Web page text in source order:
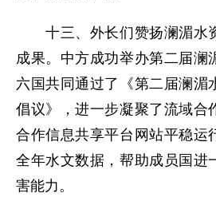
十三、外长们赞扬澜湄水
成果。中方成功举办第二届澜
六国共同通过了《第二届澜湄
倡议》，进一步凝聚了流域合
合作信息共享平台网站平稳运
全年水文数据，帮助成员国进
害能力。